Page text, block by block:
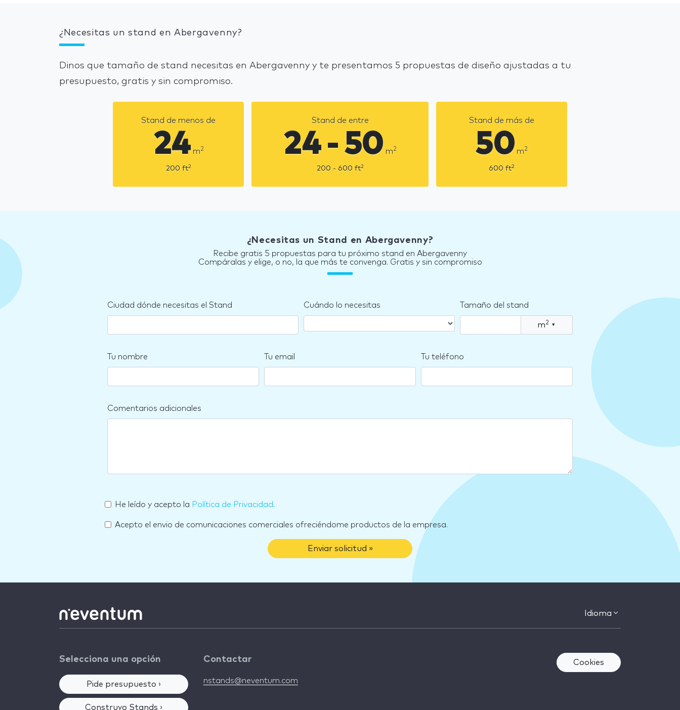
¿Necesitas un stand en Abergavenny?
Dinos que tamaño de stand necesitas en Abergavenny y te presentamos 5 propuestas de diseño ajustadas a tu
presupuesto, gratis y sin compromiso.
Stand de menos de
24 m2
200 ft2
Stand de entre
24 - 50 m2
200 - 600 ft2
Stand de más de
50 m2
600 ft2
¿Necesitas un Stand en Abergavenny?
Recibe gratis 5 propuestas para tu próximo stand en Abergavenny
Compáralas y elige, o no, la que más te convenga. Gratis y sin compromiso
Ciudad dónde necesitas el Stand Cuándo lo necesitas Tamaño del stand
m2 ▾
Tu nombre Tu email Tu teléfono
Comentarios adicionales
He leído y acepto la Política de Privacidad.
Acepto el envio de comunicaciones comerciales ofreciéndome productos de la empresa.
Enviar solicitud »
Idioma
Selecciona una opción
Pide presupuesto ›
Construyo Stands ›
Contactar
nstands@neventum.com
Cookies